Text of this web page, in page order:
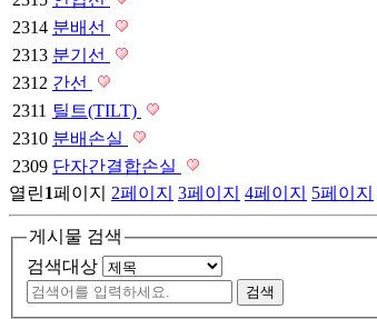
2314 분배선
2313 분기선
2312 간선
2311 틸트(TILT)
2310 분배손실
2309 단자간결합손실
열린1페이지 2페이지 3페이지 4페이지 5페이지
게시물 검색
검색대상
검색